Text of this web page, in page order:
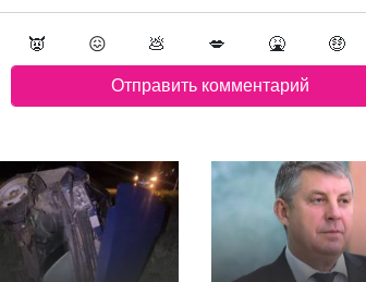
👿 😖 💩 💋 🤮 🤑